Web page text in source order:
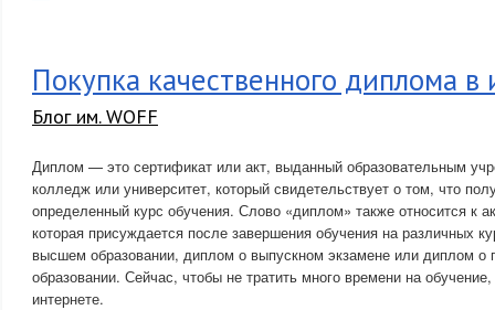
Покупка качественного диплома в
Блог им. WOFF
Диплом — это сертификат или акт, выданный образовательным
колледж или университет, который свидетельствует о том, что
определенный курс обучения. Слово «диплом» также относится к
которая присуждается после завершения обучения на различных
высшем образовании, диплом о выпускном экзамене или диплом о
образовании. Сейчас, чтобы не тратить много времени на обучение,
интернете.